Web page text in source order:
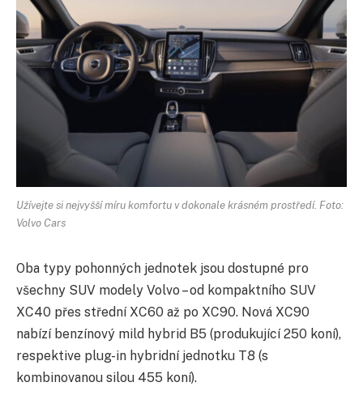
Užívejte si nejvyšší míru komfortu v dokonale krásném prostředí. Foto:
Volvo Cars
Oba typy pohonných jednotek jsou dostupné pro
všechny SUV modely Volvo – od kompaktního SUV
XC40 přes střední XC60 až po XC90. Nová XC90
nabízí benzínový mild hybrid B5 (produkující 250 koní),
respektive plug-in hybridní jednotku T8 (s
kombinovanou silou 455 koní).